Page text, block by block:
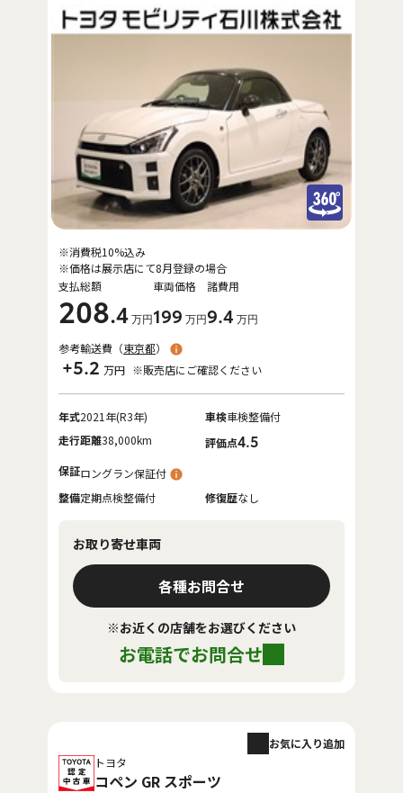
支払総額
208.4 万円
車両価格
199 万円
諸費用
9.4 万円
※消費税10%込み
※価格は展示店にて8月登録の場合
参考輸送費（東京都）
+5.2 万円 ※販売店にご確認ください
年式2021年(R3年) 車検車検整備付
走行距離38,000km 評価点4.5
保証ロングラン保証付
整備定期点検整備付 修復歴なし
お取り寄せ車両
各種お問合せ
※お近くの店舗をお選びください
お電話でお問合せ
トヨタ
コペン GR スポーツ
お気に入り追加